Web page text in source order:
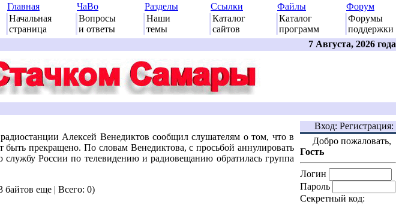
Главная
Начальная
страница
ЧаВо
Вопросы
и ответы
Разделы
Наши
темы
Ссылки
Каталог
сайтов
Файлы
Каталог
программ
Форум
Форумы
поддержки
7 Августа, 2026 года
Алексей Венедиктов сообщил слушателям о том, что в
прекращено. По словам Венедиктова, с просьбой аннулировать
России по телевидению и радиовещанию обратилась группа
байтов еще | Всего: 0)
Вход: Регистрация:
Добро пожаловать,
Гость
Логин
Пароль
Секретный код: